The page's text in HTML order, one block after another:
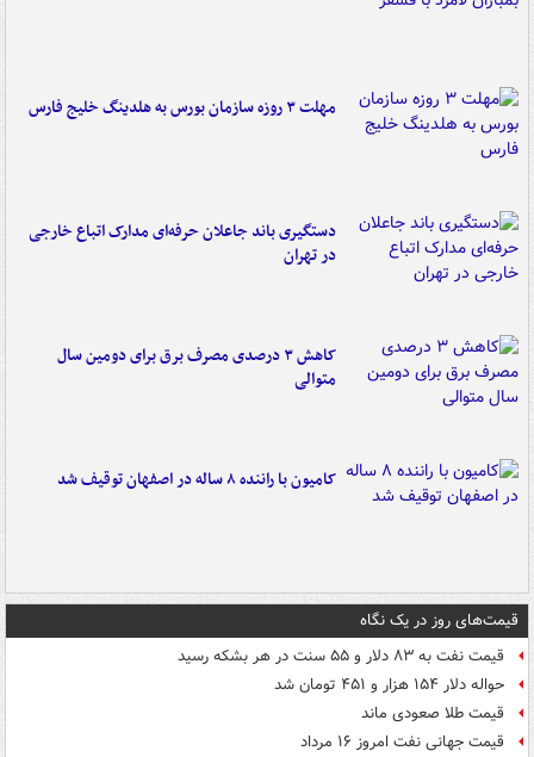
مهلت ۳ روزه سازمان بورس به هلدینگ خلیج فارس
دستگیری باند جاعلان حرفه‌ای مدارک اتباع خارجی
در تهران
کاهش ۳ درصدی مصرف برق برای دومین سال
متوالی
کامیون با راننده ۸ ساله در اصفهان توقیف شد
قیمت‌های روز در یک نگاه
قیمت نفت به ۸۳ دلار و ۵۵ سنت در هر بشکه رسید
حواله دلار ۱۵۴ هزار و ۴۵۱ تومان شد
قیمت طلا صعودی ماند
قیمت جهانی نفت امروز ۱۶ مرداد